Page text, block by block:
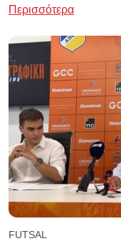
Περισσότερα
FUTSAL